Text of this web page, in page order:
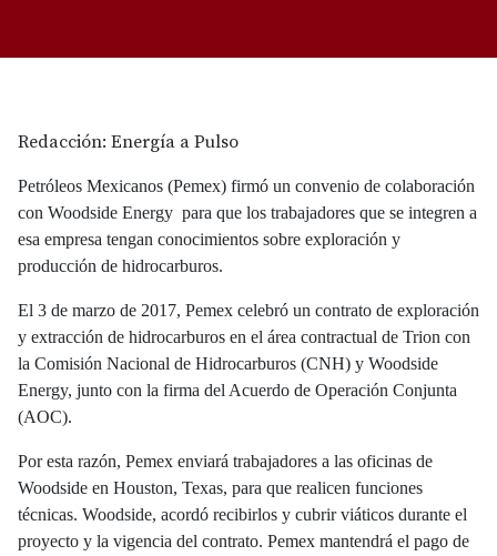
Redacción: Energía a Pulso
Petróleos Mexicanos (Pemex) firmó un convenio de colaboración
con Woodside Energy para que los trabajadores que se integren a
esa empresa tengan conocimientos sobre exploración y
producción de hidrocarburos.
El 3 de marzo de 2017, Pemex celebró un contrato de exploración
y extracción de hidrocarburos en el área contractual de Trion con
la Comisión Nacional de Hidrocarburos (CNH) y Woodside
Energy, junto con la firma del Acuerdo de Operación Conjunta
(AOC).
Por esta razón, Pemex enviará trabajadores a las oficinas de
Woodside en Houston, Texas, para que realicen funciones
técnicas. Woodside, acordó recibirlos y cubrir viáticos durante el
proyecto y la vigencia del contrato. Pemex mantendrá el pago de